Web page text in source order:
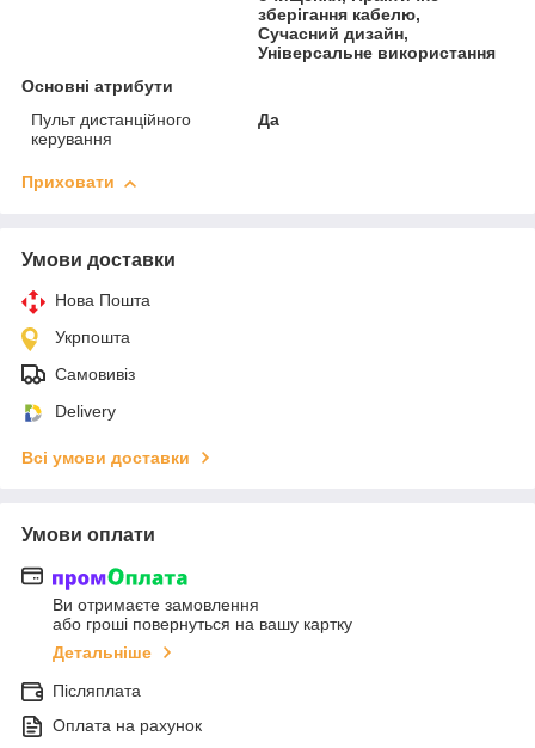
зберігання кабелю,
Сучасний дизайн,
Універсальне використання
Основні атрибути
Пульт дистанційного
керування
Да
Приховати
Умови доставки
Нова Пошта
Укрпошта
Самовивіз
Delivery
Всі умови доставки
Умови оплати
Ви отримаєте замовлення
або гроші повернуться на вашу картку
Детальніше
Післяплата
Оплата на рахунок